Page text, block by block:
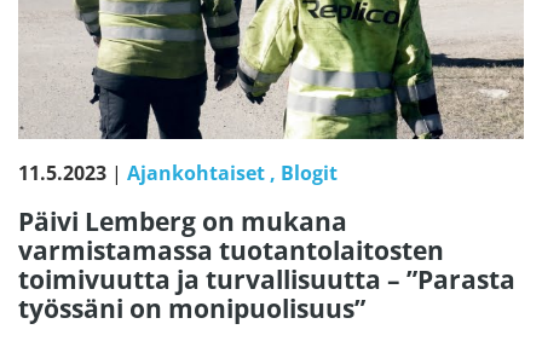
11.5.2023 | Ajankohtaiset Blogit
Päivi Lemberg on mukana
varmistamassa tuotantolaitosten
toimivuutta ja turvallisuutta – ”Parasta
työssäni on monipuolisuus”